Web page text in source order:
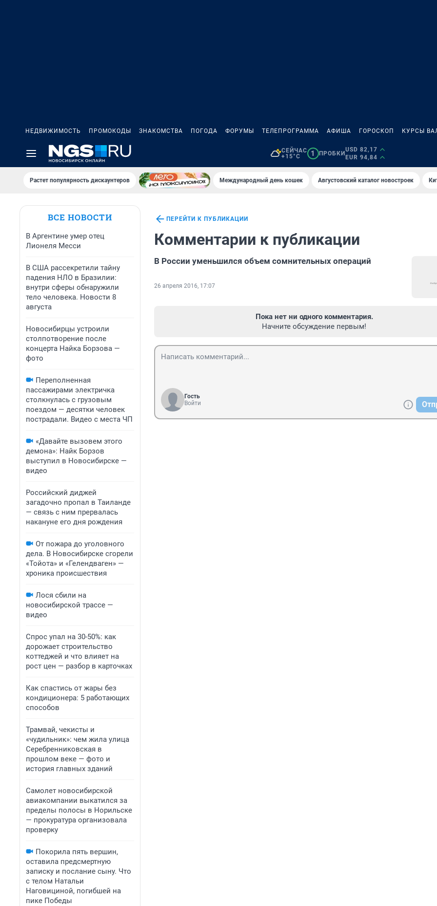
НЕДВИЖИМОСТЬ ПРОМОКОДЫ ЗНАКОМСТВА ПОГОДА ФОРУМЫ ТЕЛЕПРОГРАММА АФИША ГОРОСКОП КУРСЫ
СЕЙЧАС
+15°C
1 ПРОБКИ
USD 82,17
EUR 94,84
Растет популярность дискаунтеров Международный день кошек Августовский каталог новостроек
ВСЕ НОВОСТИ
В Аргентине умер отец
Лионеля Месси
В США рассекретили тайну
падения НЛО в Бразилии:
внутри сферы обнаружили
тело человека. Новости 8
августа
Новосибирцы устроили
столпотворение после
концерта Найка Борзова —
фото
Переполненная
пассажирами электричка
столкнулась с грузовым
поездом — десятки человек
пострадали. Видео с места ЧП
«Давайте вызовем этого
демона»: Найк Борзов
выступил в Новосибирске —
видео
Российский диджей
загадочно пропал в Таиланде
— связь с ним прервалась
накануне его дня рождения
От пожара до уголовного
дела. В Новосибирске сгорели
«Тойота» и «Гелендваген» —
хроника происшествия
Лося сбили на
новосибирской трассе —
видео
Спрос упал на 30-50%: как
дорожает строительство
коттеджей и что влияет на
рост цен — разбор в карточках
Как спастись от жары без
кондиционера: 5 работающих
способов
Трамвай, чекисты и
«чудильник»: чем жила улица
Серебренниковская в
прошлом веке — фото и
история главных зданий
Самолет новосибирской
авиакомпании выкатился за
пределы полосы в Норильске
— прокуратура организовала
проверку
Покорила пять вершин,
оставила предсмертную
записку и послание сыну. Что
с телом Натальи
Наговициной, погибшей на
пике Победы
ПЕРЕЙТИ К ПУБЛИКАЦИИ
Комментарии к публикации
В России уменьшился объем сомнительных операций
26 апреля 2016, 17:07
Пока нет ни одного комментария.
Начните обсуждение первым!
Гость
Войти